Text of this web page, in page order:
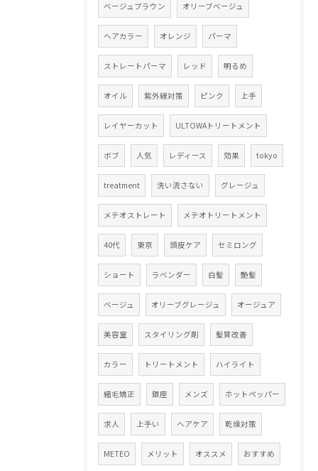
ベージュブラウン オリーブベージュ
ヘアカラー オレンジ パーマ
ストレートパーマ レッド 明るめ
オイル 紫外線対策 ピンク 上手
レイヤーカット ULTOWAトリートメント
ボブ 人気 レディース 効果 tokyo
treatment 洗い流さない グレージュ
メテオストレート メテオトリートメント
40代 東京 頭皮ケア セミロング
ショート ラベンダー 白髪 艶髪
ベージュ オリーブグレージュ オージュア
美容室 スタイリング剤 髪質改善
カラー トリートメント ハイライト
縮毛矯正 銀座 メンズ ホットペッパー
求人 上手い ヘアケア 乾燥対策
METEO メリット オススメ おすすめ